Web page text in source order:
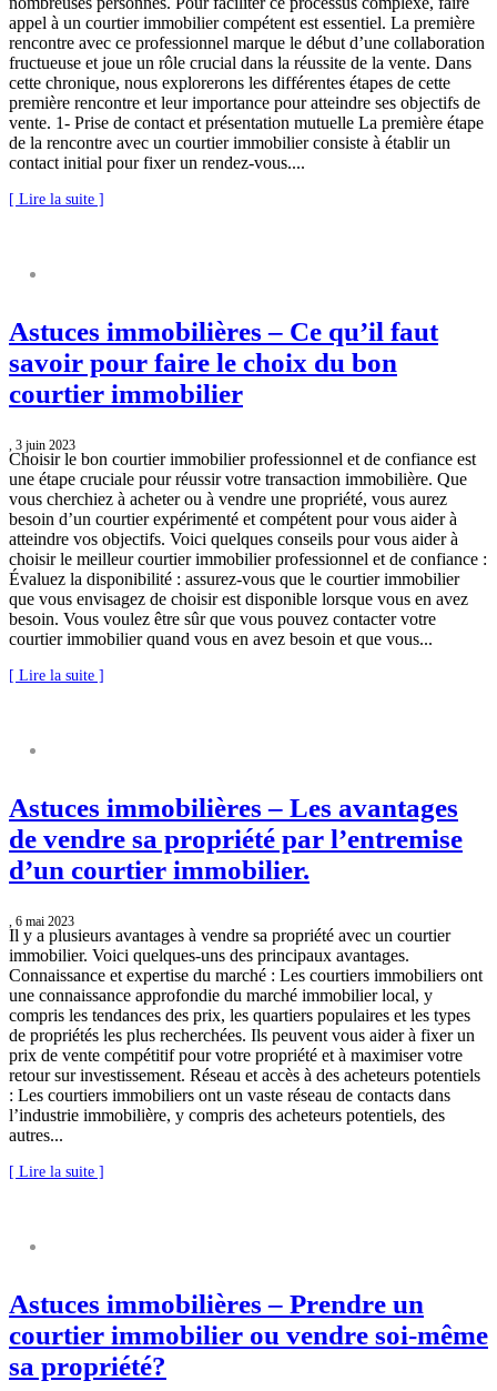
appel à un courtier immobilier compétent est essentiel. La première
rencontre avec ce professionnel marque le début d’une collaboration
fructueuse et joue un rôle crucial dans la réussite de la vente. Dans
cette chronique, nous explorerons les différentes étapes de cette
première rencontre et leur importance pour atteindre ses objectifs de
vente. 1- Prise de contact et présentation mutuelle La première étape
de la rencontre avec un courtier immobilier consiste à établir un
contact initial pour fixer un rendez-vous....
[ Lire la suite ]
Astuces immobilières – Ce qu’il faut
savoir pour faire le choix du bon
courtier immobilier
, 3 juin 2023
Choisir le bon courtier immobilier professionnel et de confiance est
une étape cruciale pour réussir votre transaction immobilière. Que
vous cherchiez à acheter ou à vendre une propriété, vous aurez
besoin d’un courtier expérimenté et compétent pour vous aider à
atteindre vos objectifs. Voici quelques conseils pour vous aider à
choisir le meilleur courtier immobilier professionnel et de confiance :
Évaluez la disponibilité : assurez-vous que le courtier immobilier
que vous envisagez de choisir est disponible lorsque vous en avez
besoin. Vous voulez être sûr que vous pouvez contacter votre
courtier immobilier quand vous en avez besoin et que vous...
[ Lire la suite ]
Astuces immobilières – Les avantages
de vendre sa propriété par l’entremise
d’un courtier immobilier.
, 6 mai 2023
Il y a plusieurs avantages à vendre sa propriété avec un courtier
immobilier. Voici quelques-uns des principaux avantages.
Connaissance et expertise du marché : Les courtiers immobiliers ont
une connaissance approfondie du marché immobilier local, y
compris les tendances des prix, les quartiers populaires et les types
de propriétés les plus recherchées. Ils peuvent vous aider à fixer un
prix de vente compétitif pour votre propriété et à maximiser votre
retour sur investissement. Réseau et accès à des acheteurs potentiels
: Les courtiers immobiliers ont un vaste réseau de contacts dans
l’industrie immobilière, y compris des acheteurs potentiels, des
autres...
[ Lire la suite ]
Astuces immobilières – Prendre un
courtier immobilier ou vendre soi-même
sa propriété?